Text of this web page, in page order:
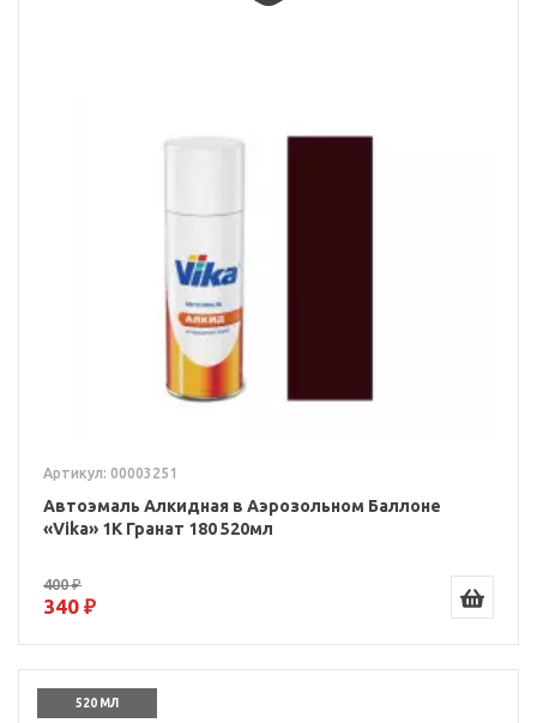
Артикул: 00003251
Автоэмаль Алкидная в Аэрозольном Баллоне
«Vika» 1K Гранат 180 520мл
400 ₽
340 ₽
520 МЛ